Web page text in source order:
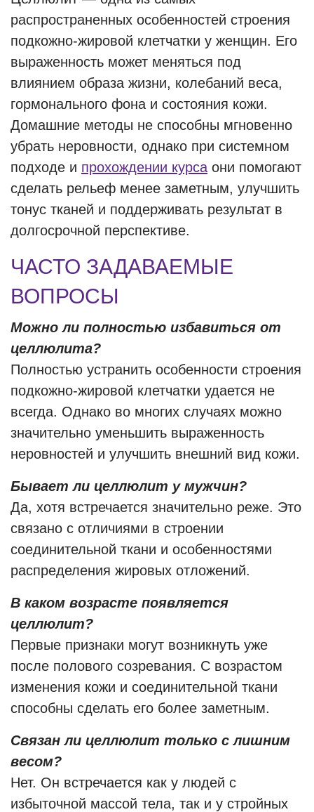
распространенных особенностей строения
подкожно-жировой клетчатки у женщин. Его
выраженность может меняться под
влиянием образа жизни, колебаний веса,
гормонального фона и состояния кожи.
Домашние методы не способны мгновенно
убрать неровности, однако при системном
подходе и прохождении курса они помогают
сделать рельеф менее заметным, улучшить
тонус тканей и поддерживать результат в
долгосрочной перспективе.
ЧАСТО ЗАДАВАЕМЫЕ
ВОПРОСЫ
Можно ли полностью избавиться от
целлюлита?
Полностью устранить особенности строения
подкожно-жировой клетчатки удается не
всегда. Однако во многих случаях можно
значительно уменьшить выраженность
неровностей и улучшить внешний вид кожи.
Бывает ли целлюлит у мужчин?
Да, хотя встречается значительно реже. Это
связано с отличиями в строении
соединительной ткани и особенностями
распределения жировых отложений.
В каком возрасте появляется
целлюлит?
Первые признаки могут возникнуть уже
после полового созревания. С возрастом
изменения кожи и соединительной ткани
способны сделать его более заметным.
Связан ли целлюлит только с лишним
весом?
Нет. Он встречается как у людей с
избыточной массой тела, так и у стройных